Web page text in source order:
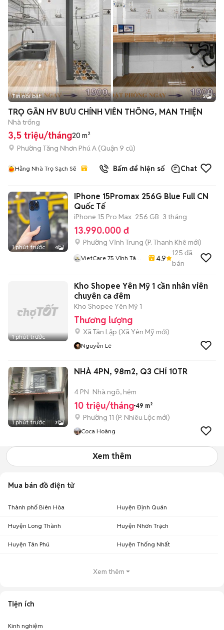
Tin nổi bật 2
TRỌ GẦN HV BƯU CHÍNH VIỄN THÔNG, MAN THIỆN
Nhà trống
3,5 triệu/tháng20 m²
Phường Tăng Nhơn Phú A (Quận 9 cũ)
Hằng Nhà Trọ Sạch Sẽ Bấm để hiện số Chat
1 phút trước 4
IPhone 15Promax 256G Blue Full CN
Quốc Tế
iPhone 15 Pro Max 256 GB 3 tháng
13.990.000 đ
Phường Vĩnh Trung (P. Thanh Khê mới)
VietCare 75 Vĩnh Tân
4.9
125 đã
bán
1 phút trước
Kho Shopee Yên Mỹ 1 cần nhân viên
chuyên ca đêm
Kho Shopee Yên Mỹ 1
Thương lượng
Xã Tân Lập (Xã Yên Mỹ mới)
Nguyễn Lê
1 phút trước 7
NHÀ 4PN, 98m2, Q3 CHỈ 10TR
4 PN Nhà ngõ, hẻm
10 triệu/tháng 49 m²
Phường 11 (P. Nhiêu Lộc mới)
Coca Hoàng
Xem thêm
Mua bán đồ điện tử
Thành phố Biên Hòa Huyện Định Quán
Huyện Long Thành Huyện Nhơn Trạch
Huyện Tân Phú Huyện Thống Nhất
Xem thêm
Tiện ích
Kinh nghiệm